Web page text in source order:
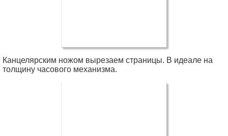
Канцелярским ножом вырезаем страницы. В идеале на
толщину часового механизма.